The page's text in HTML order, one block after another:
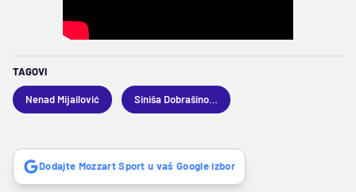
TAGOVI
Nenad Mijailović
Dodajte Mozzart Sport u vaš Google izbor